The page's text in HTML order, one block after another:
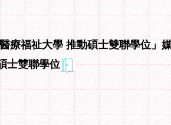
療福祉大學 推動碩士雙聯學位」
士雙聯學位